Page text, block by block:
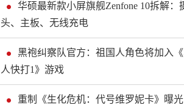
华硕最新款小屏旗舰Zenfone 10拆解：
头、主板、无线充电
黑袍纠察队官方：祖国人角色将加入
人快打1》游戏
重制《生化危机：代号维罗妮卡》曝